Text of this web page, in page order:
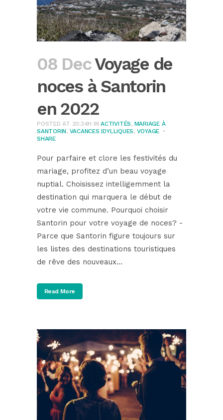
08 DecVoyage de
noces à Santorin
en 2022
POSTED AT 20:34H INACTIVITÉS, MARIAGE À
SANTORIN, VACANCES IDYLLIQUES, VOYAGE
SHARE
Pour parfaire et clore les festivités du
mariage, profitez d’un beau voyage
nuptial. Choisissez intelligemment la
destination qui marquera le début de
votre vie commune. Pourquoi choisir
Santorin pour votre voyage de noces? -
Parce que Santorin figure toujours sur
les listes des destinations touristiques
de rêve des nouveaux...
Read More